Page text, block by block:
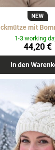
NEW
mit
1-3 working
44,20 €
In den